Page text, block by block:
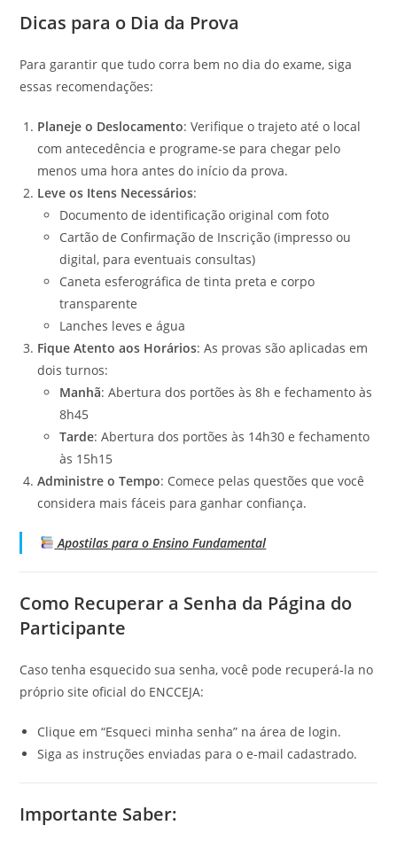
Dicas para o Dia da Prova
Para garantir que tudo corra bem no dia do exame, siga
essas recomendações:
Planeje o Deslocamento: Verifique o trajeto até o local
com antecedência e programe-se para chegar pelo
menos uma hora antes do início da prova.
Leve os Itens Necessários:
Documento de identificação original com foto
Cartão de Confirmação de Inscrição (impresso ou
digital, para eventuais consultas)
Caneta esferográfica de tinta preta e corpo
transparente
Lanches leves e água
Fique Atento aos Horários: As provas são aplicadas em
dois turnos:
Manhã: Abertura dos portões às 8h e fechamento às
8h45
Tarde: Abertura dos portões às 14h30 e fechamento
às 15h15
Administre o Tempo: Comece pelas questões que você
considera mais fáceis para ganhar confiança.
Apostilas para o Ensino Fundamental
Como Recuperar a Senha da Página do
Participante
Caso tenha esquecido sua senha, você pode recuperá-la no
próprio site oficial do ENCCEJA:
Clique em “Esqueci minha senha” na área de login.
Siga as instruções enviadas para o e-mail cadastrado.
Importante Saber: